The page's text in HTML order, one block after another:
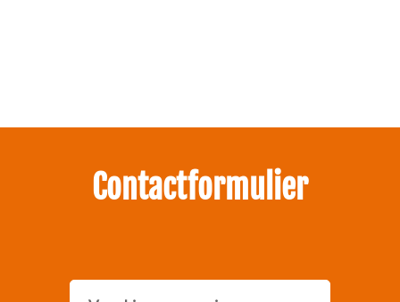
Contactformulier